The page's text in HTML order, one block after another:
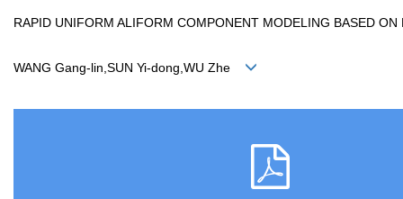
RAPID UNIFORM ALIFORM COMPONENT MODELING BASED
WANG Gang-lin,SUN Yi-dong,WU Zhe